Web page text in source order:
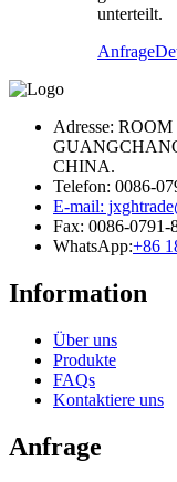
unterteilt.
Anfrage
Adresse:
CHINA.
Telefon: 0086-
E-mail:
Fax: 0086-0791-
WhatsApp:+86
Information
Über uns
Produkte
FAQs
Kontaktiere uns
Anfrage